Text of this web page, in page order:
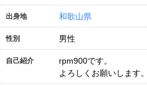
出身地 和歌山県
性別 男性
自己紹介
rpm900です。
よろしくお願いします。